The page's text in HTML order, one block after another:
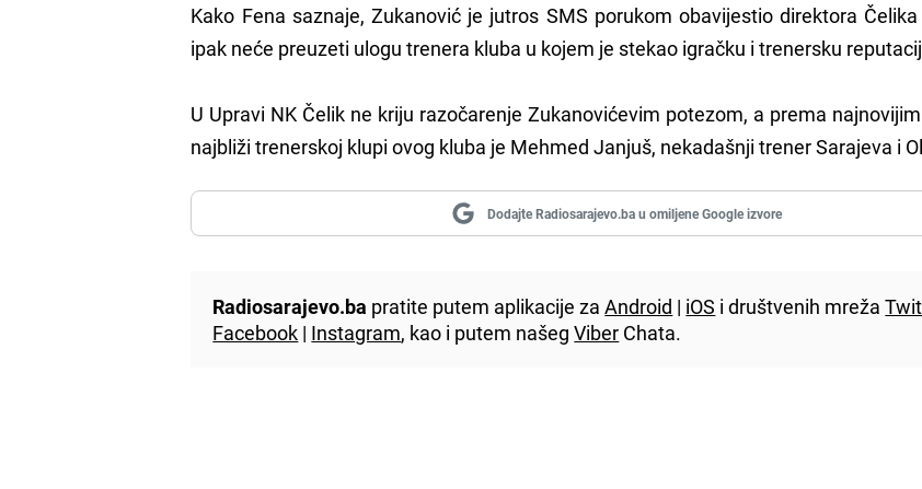
Kako Fena saznaje, Zukanović je jutros SMS porukom obavijestio direktora
ipak neće preuzeti ulogu trenera kluba u kojem je stekao igračku i trenersku
U Upravi NK Čelik ne kriju razočarenje Zukanovićevim potezom, a prema
najbliži trenerskoj klupi ovog kluba je Mehmed Janjuš, nekadašnji trener Sarajeva i
Dodajte Radiosarajevo.ba u omiljene Google izvore
Radiosarajevo.ba pratite putem aplikacije zaAndroid | iOS i društvenih mreža
Facebook | Instagram, kao i putem našegViber Chata.